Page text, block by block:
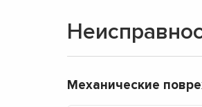
Механические